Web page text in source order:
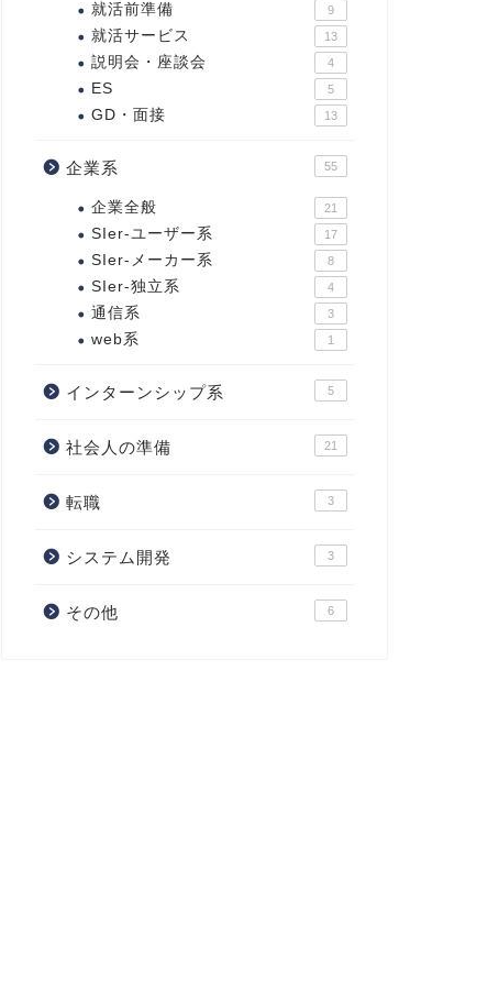
就活前準備 9
就活サービス 13
説明会・座談会 4
ES 5
GD・面接 13
企業系 55
企業全般 21
SIer-ユーザー系 17
SIer-メーカー系 8
SIer-独立系 4
通信系 3
web系 1
インターンシップ系 5
社会人の準備 21
転職 3
システム開発 3
その他 6